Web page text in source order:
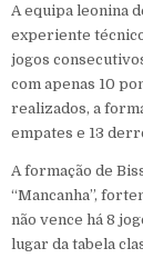
A equipa leonina
experiente
jogos
com apenas 10
realizados, a
empates e 13
A formação de
“Mancanha”,
não vence há 8
lugar da tabela